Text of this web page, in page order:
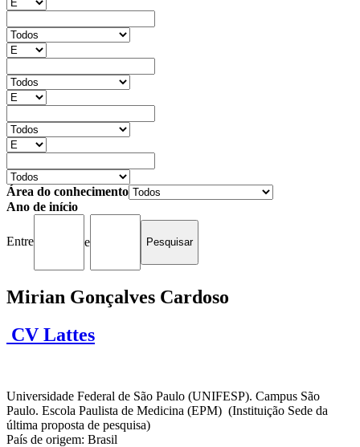
Área do conhecimento
Ano de início
Entre e
Mirian Gonçalves Cardoso
CV Lattes
Universidade Federal de São Paulo (UNIFESP). Campus São
Paulo. Escola Paulista de Medicina (EPM) (Instituição Sede da
última proposta de pesquisa)
País de origem: Brasil